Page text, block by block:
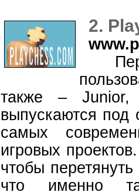
2.
также –
выпускаются под
самых
игровых
чтобы
что именно